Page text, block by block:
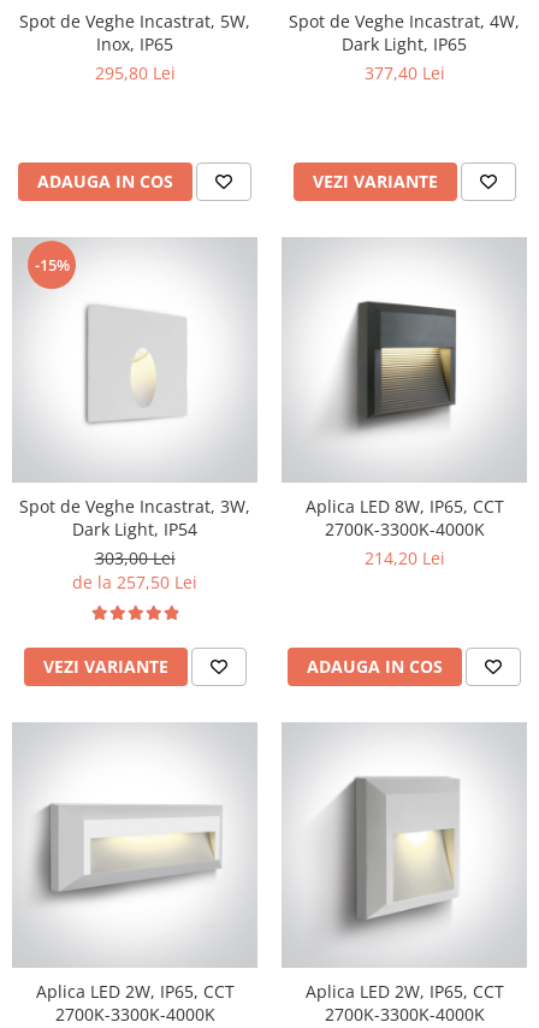
Aparataj Modular
Bticino Living NOW
Bticino AXOLUTE AIR
Legrand Mosaic
Doze de Pardoseala
Doze de Pardoseala Universale
Incara Legrand
Iluminat Interior
Aplice - Plafoniere
Panouri LED
Iluminat Scari/Trepte
Iluminat baie
Becuri și surse LED
Sine magnetice
Sisteme de Iluminat Plug & Play
Aplice de Exterior
Lampi de Gradina
Spoturi Exterior Incastrabile
Banda - Surse si Accesorii LED
Banda Led Decorativa
Spot de Veghe Incastrat, 5W,
Inox, IP65
295,80 Lei
ADAUGA IN COS
Spot de Veghe Incastrat, 4W,
Dark Light, IP65
377,40 Lei
VEZI VARIANTE
-15%
Spot de Veghe Incastrat, 3W,
Dark Light, IP54
303,00 Lei
de la 257,50 Lei
VEZI VARIANTE
Aplica LED 8W, IP65, CCT
2700K-3300K-4000K
214,20 Lei
ADAUGA IN COS
Aplica LED 2W, IP65, CCT
2700K-3300K-4000K
Aplica LED 2W, IP65, CCT
2700K-3300K-4000K